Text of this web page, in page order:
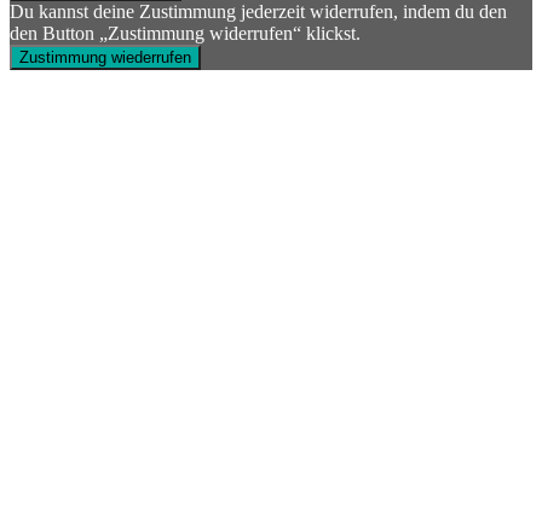
Du kannst deine Zustimmung jederzeit widerrufen, indem du den
den Button „Zustimmung widerrufen“ klickst.
Zustimmung wiederrufen